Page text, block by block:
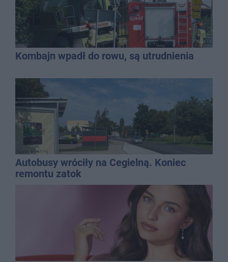
Kombajn wpadł do rowu, są utrudnienia
Autobusy wróciły na Cegielną. Koniec
remontu zatok